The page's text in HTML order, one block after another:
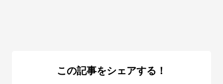
この記事をシェアする！